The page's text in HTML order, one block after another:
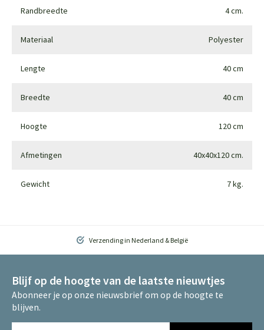
Randbreedte 4 cm.
Materiaal Polyester
Lengte 40 cm
Breedte 40 cm
Hoogte 120 cm
Afmetingen 40x40x120 cm.
Gewicht 7 kg.
Verzending in Nederland & België
Blijf op de hoogte van de laatste nieuwtjes
Abonneer je op onze nieuwsbrief om op de hoogte te
blijven.